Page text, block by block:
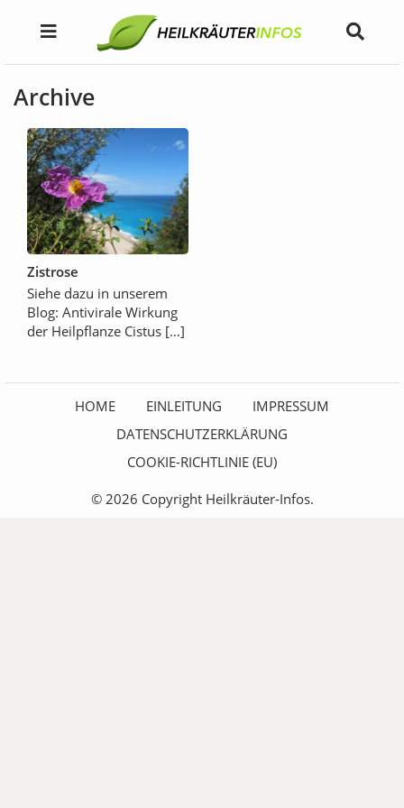
Archive
Zistrose
Siehe dazu in unserem
Blog: Antivirale Wirkung
der Heilpflanze Cistus […]
HOME EINLEITUNG
IMPRESSUM
DATENSCHUTZERKLÄRUNG
COOKIE-RICHTLINIE (EU)
© 2026 Copyright Heilkräuter-Infos.